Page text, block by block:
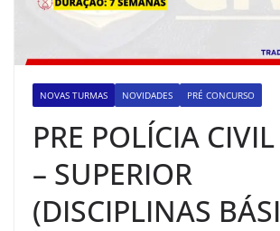
NOVAS TURMAS NOVIDADES PRÉ CONCURSO
PRE POLÍCIA
– SUPERIOR
(DISCIPLINAS